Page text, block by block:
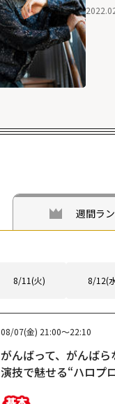
週間ラ
8/11(火) 8/12(
08/07(金) 21:00～22:10
がんばって、がんば
演技で魅せる“ハロプ